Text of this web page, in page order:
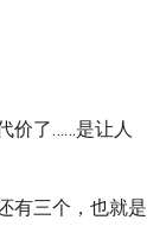
价了……是让人
有三个，也就是